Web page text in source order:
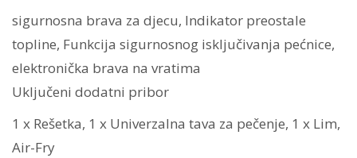
sigurnosna brava za djecu, Indikator preostale
topline, Funkcija sigurnosnog isključivanja pećnice,
elektronička brava na vratima
Uključeni dodatni pribor
1 x Rešetka, 1 x Univerzalna tava za pečenje, 1 x Lim,
Air-Fry